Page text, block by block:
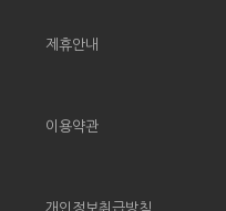
제휴안내
이용약관